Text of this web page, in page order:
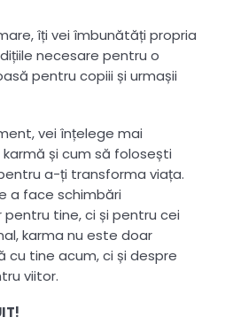
îți vei îmbunătăți propria
necesare pentru o
pentru copiii și urmașii
vei înțelege mai
și cum să folosești
a-ți transforma viața.
a face schimbări
tine, ci și pentru cei
karma nu este doar
cu tine acum, ci și despre
viitor.